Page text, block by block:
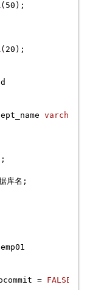
( 50
( 20 );
varchar
库名;
emp01
= FALSE